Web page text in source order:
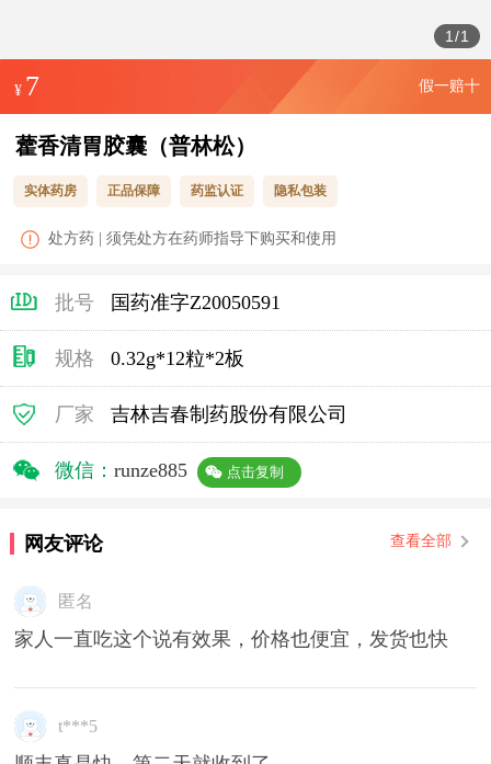
1 /1
¥ 7 假一赔十
藿香清胃胶囊（普林松）
实体药房 正品保障 药监认证 隐私包装
处方药 | 须凭处方在药师指导下购买和使用
批号 国药准字Z20050591
规格 0.32g*12粒*2板
厂家 吉林吉春制药股份有限公司
微信： runze885 点击复制
网友评论 查看全部
匿名
家人一直吃这个说有效果，价格也便宜，发货也快
t***5